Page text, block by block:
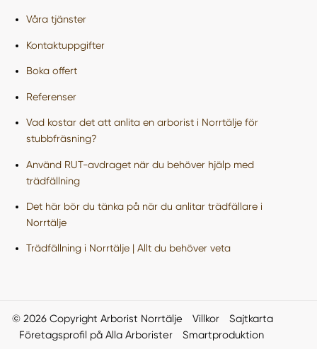
Våra tjänster
Kontaktuppgifter
Boka offert
Referenser
Vad kostar det att anlita en arborist i Norrtälje för
stubbfräsning?
Använd RUT-avdraget när du behöver hjälp med
trädfällning
Det här bör du tänka på när du anlitar trädfällare i
Norrtälje
Trädfällning i Norrtälje | Allt du behöver veta
© 2026 Copyright Arborist Norrtälje Villkor
Sajtkarta
Företagsprofil på Alla Arborister
Smartproduktion